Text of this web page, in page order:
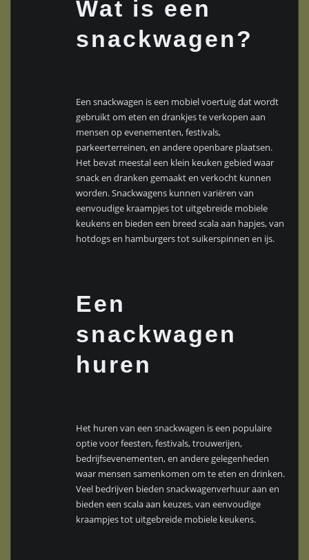
Wat is een
snackwagen?
Een snackwagen is een mobiel voertuig dat wordt
gebruikt om eten en drankjes te verkopen aan
mensen op evenementen, festivals,
parkeerterreinen, en andere openbare plaatsen.
Het bevat meestal een klein keuken gebied waar
snack en dranken gemaakt en verkocht kunnen
worden. Snackwagens kunnen variëren van
eenvoudige kraampjes tot uitgebreide mobiele
keukens en bieden een breed scala aan hapjes, van
hotdogs en hamburgers tot suikerspinnen en ijs.
Een
snackwagen
huren
Het huren van een snackwagen is een populaire
optie voor feesten, festivals, trouwerijen,
bedrijfsevenementen, en andere gelegenheden
waar mensen samenkomen om te eten en drinken.
Veel bedrijven bieden snackwagenverhuur aan en
bieden een scala aan keuzes, van eenvoudige
kraampjes tot uitgebreide mobiele keukens.